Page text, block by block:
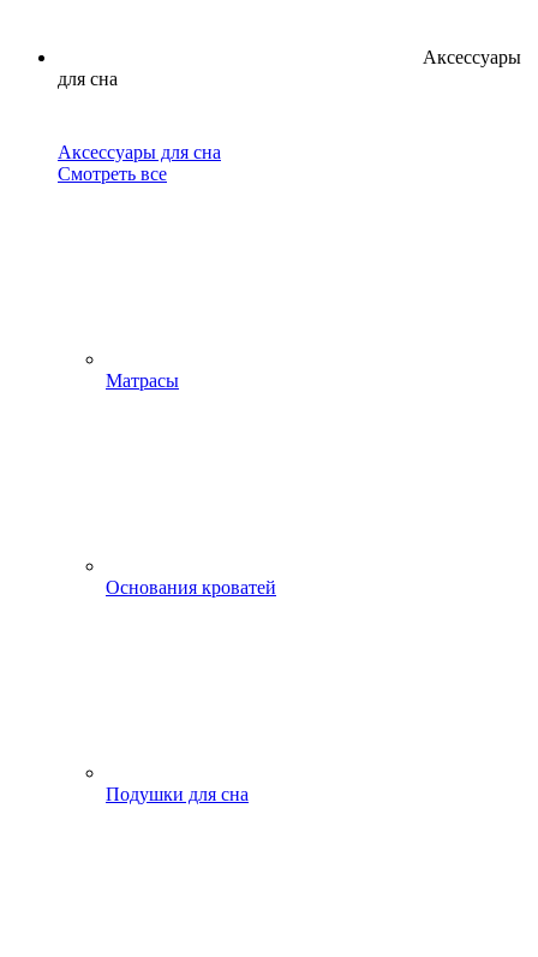
Аксессуары
для сна
Аксессуары для сна
Смотреть все
Матрасы
Основания кроватей
Подушки для сна